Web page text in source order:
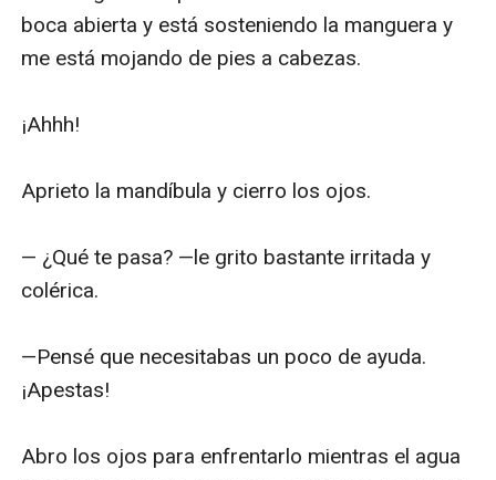
boca abierta y está sosteniendo la manguera y
me está mojando de pies a cabezas.
¡Ahhh!
Aprieto la mandíbula y cierro los ojos.
— ¿Qué te pasa? —le grito bastante irritada y
colérica.
—Pensé que necesitabas un poco de ayuda.
¡Apestas!
Abro los ojos para enfrentarlo mientras el agua